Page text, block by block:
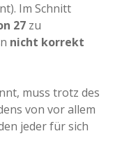
Im Schnitt
27 zu
nicht korrekt
muss trotz des
von vor allem
jeder für sich